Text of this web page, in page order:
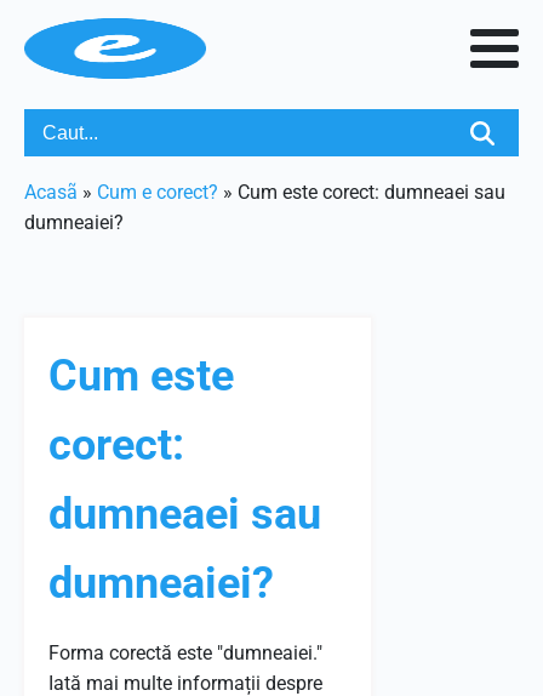
Acasã » Cum e corect? » Cum este corect: dumneaei sau
dumneaiei?
Cum este
corect:
dumneaei sau
dumneaiei?
Forma corectă este "dumneaiei."
Iată mai multe informații despre